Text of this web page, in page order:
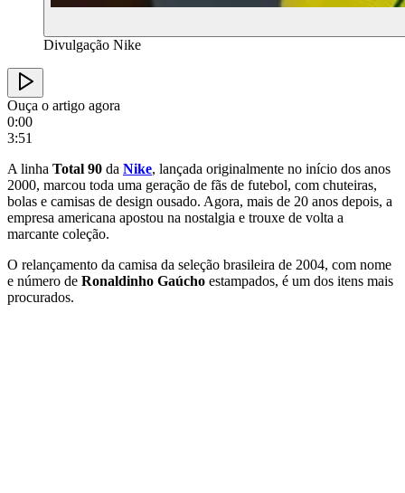
Divulgação Nike
Ouça o artigo agora
0:00
3:51
A linha Total 90 da Nike, lançada originalmente no início dos anos
2000, marcou toda uma geração de fãs de futebol, com chuteiras,
bolas e camisas de design ousado. Agora, mais de 20 anos depois, a
empresa americana apostou na nostalgia e trouxe de volta a
marcante coleção.
O relançamento da camisa da seleção brasileira de 2004, com nome
e número de Ronaldinho Gaúcho estampados, é um dos itens mais
procurados.